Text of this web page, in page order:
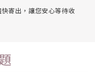
寄出，讓您安心等待收